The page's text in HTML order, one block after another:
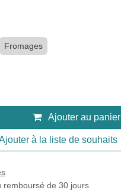
Fromages
Ajouter au panier
à la liste de souhaits
remboursé de 30 jours